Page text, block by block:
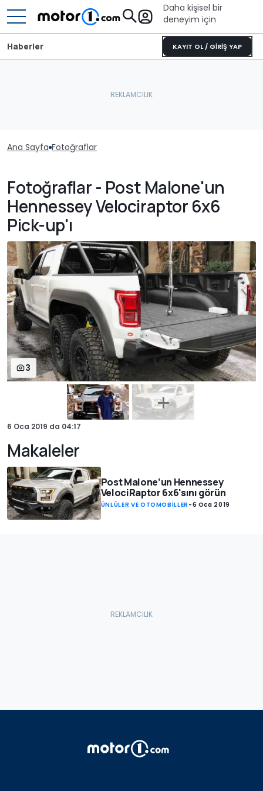
Daha kişisel bir
deneyim için
KAYIT OL / GİRİŞ YAP
Haberler
Ana Sayfa Fotoğraflar
Fotoğraflar - Post Malone'un
Hennessey Velociraptor 6x6
Pick-up'ı
3
6 Oca 2019 da 04:17
Makaleler
Post Malone’un Hennessey
VelociRaptor 6x6'sını görün
ÜNLÜLER VE OTOMOBİLLER -6 Oca 2019